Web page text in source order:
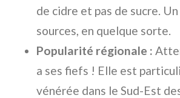
de cidre et pas de sucre.
sources, en quelque sorte.
Popularité régionale :
a ses fiefs ! Elle est
vénérée dans le Sud-Est